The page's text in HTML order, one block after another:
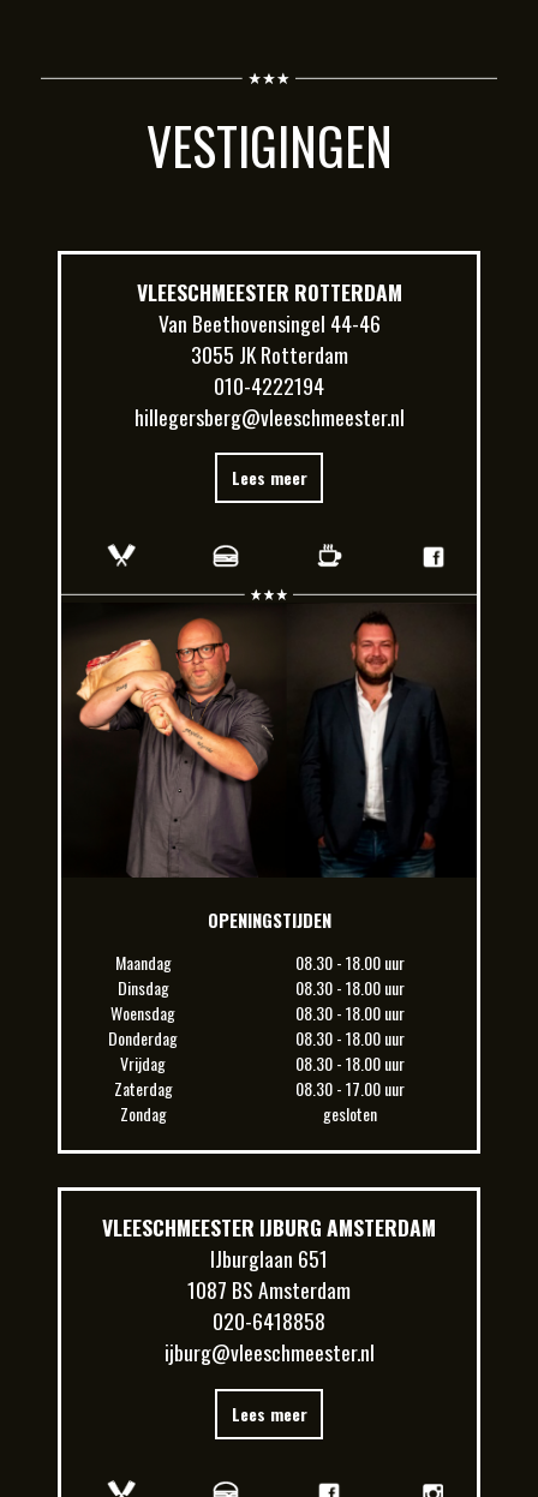
VESTIGINGEN
VLEESCHMEESTER ROTTERDAM
Van Beethovensingel 44-46
3055 JK Rotterdam
010-4222194
hillegersberg@vleeschmeester.nl
Lees meer
OPENINGSTIJDEN
Maandag
08.30 - 18.00 uur
Dinsdag
08.30 - 18.00 uur
Woensdag
08.30 - 18.00 uur
Donderdag
08.30 - 18.00 uur
Vrijdag
08.30 - 18.00 uur
Zaterdag
08.30 - 17.00 uur
Zondag
gesloten
VLEESCHMEESTER IJBURG AMSTERDAM
IJburglaan 651
1087 BS Amsterdam
020-6418858
ijburg@vleeschmeester.nl
Lees meer